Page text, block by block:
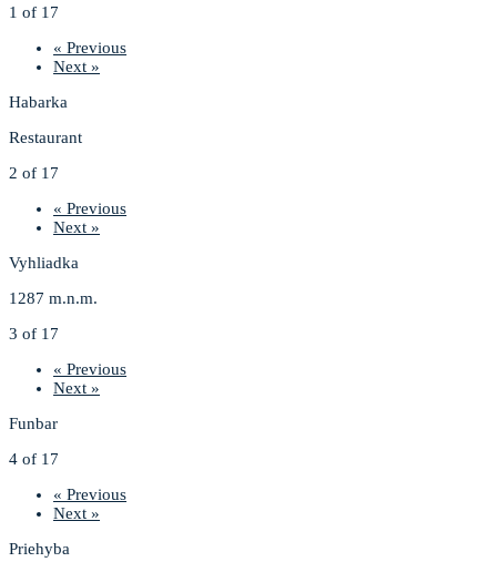
1 of 17
« Previous
Next »
Habarka
Restaurant
2 of 17
« Previous
Next »
Vyhliadka
1287 m.n.m.
3 of 17
« Previous
Next »
Funbar
4 of 17
« Previous
Next »
Priehyba